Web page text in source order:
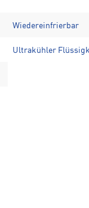
Wiedereinfrierbar
Ultrakühler